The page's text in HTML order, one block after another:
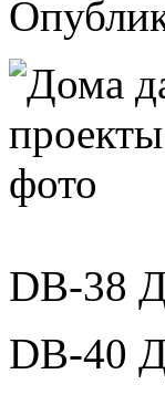
DB-38
DB-40